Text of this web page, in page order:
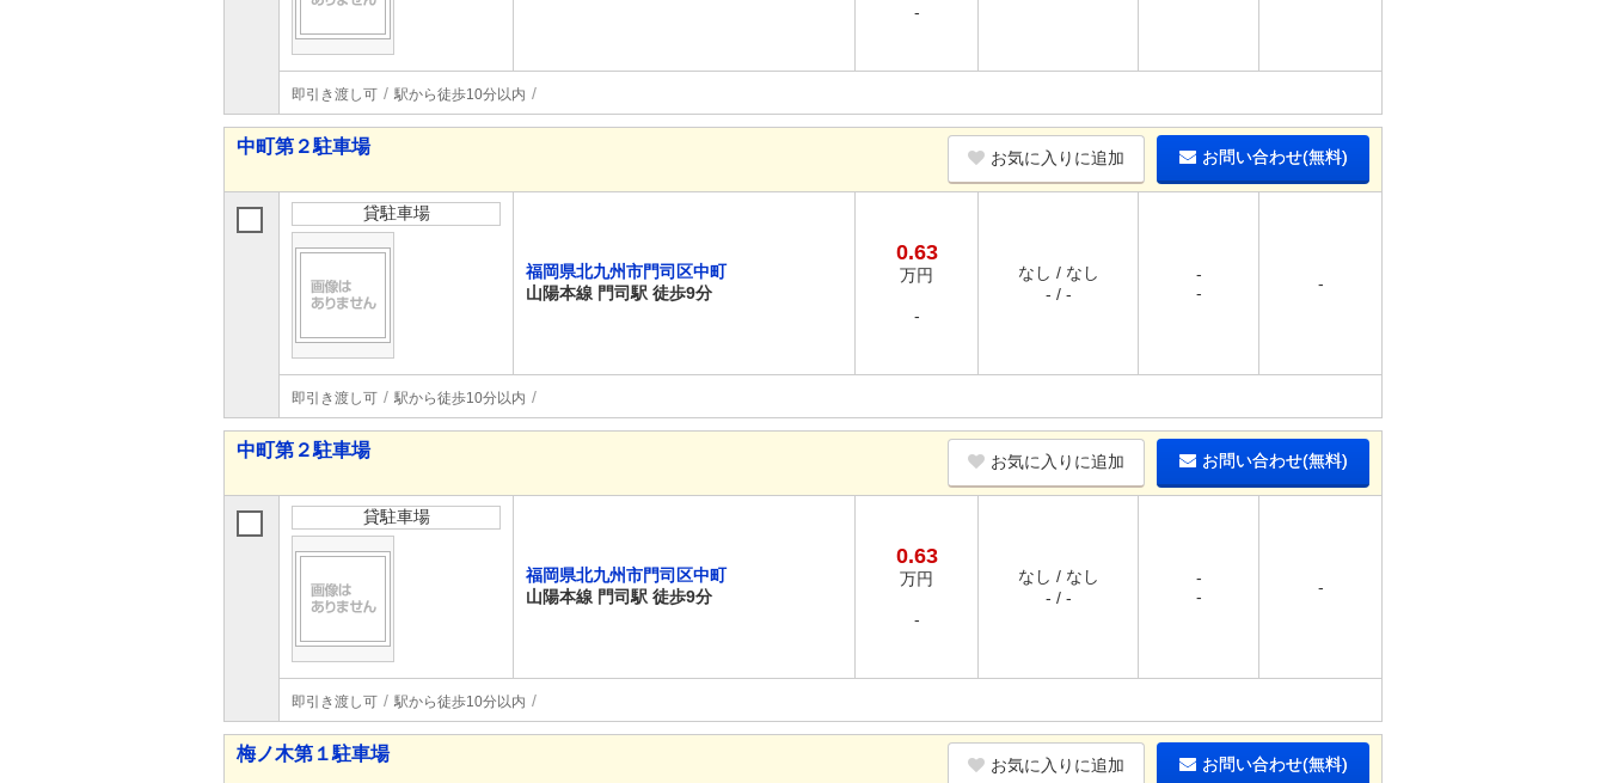
-
即引き渡し可 駅から徒歩10分以内
中町第２駐車場
お気に入りに追加 お問い合わせ(無料)
貸駐車場
福岡県北九州市門司区中町
山陽本線 門司駅 徒歩9分
0.63
万円
-
なし / なし
- / -
-
-
-
即引き渡し可 駅から徒歩10分以内
中町第２駐車場
お気に入りに追加 お問い合わせ(無料)
貸駐車場
福岡県北九州市門司区中町
山陽本線 門司駅 徒歩9分
0.63
万円
-
なし / なし
- / -
-
-
-
即引き渡し可 駅から徒歩10分以内
梅ノ木第１駐車場
お気に入りに追加 お問い合わせ(無料)